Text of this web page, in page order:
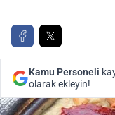
Kamu Personeli
olarak ekleyin!